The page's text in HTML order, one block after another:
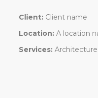
Client: Client name
Location: A location
Services: